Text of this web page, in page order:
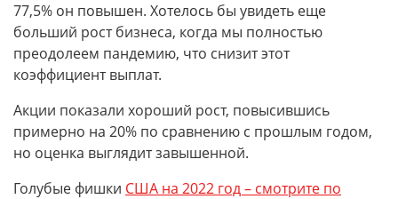
77,5% он повышен. Хотелось бы увидеть еще
больший рост бизнеса, когда мы полностью
преодолеем пандемию, что снизит этот
коэффициент выплат.
Акции показали хороший рост, повысившись
примерно на 20% по сравнению с прошлым годом,
но оценка выглядит завышенной.
Голубые фишки США на 2022 год – смотрите по